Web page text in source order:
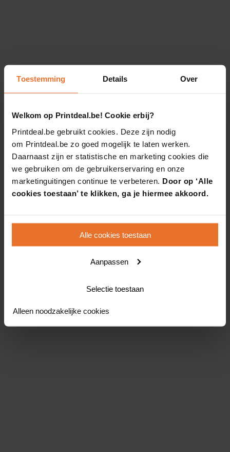
Toestemming Details Over
Welkom op Printdeal.be! Cookie erbij?
Printdeal.be gebruikt cookies. Deze zijn nodig
om Printdeal.be zo goed mogelijk te laten werken.
Daarnaast zijn er statistische en marketing cookies die
we gebruiken om de gebruikerservaring en onze
marketinguitingen continue te verbeteren. Door op ‘Alle
cookies toestaan’ te klikken, ga je hiermee akkoord.
Alle cookies toestaan
Aanpassen
Selectie toestaan
Alleen noodzakelijke cookies